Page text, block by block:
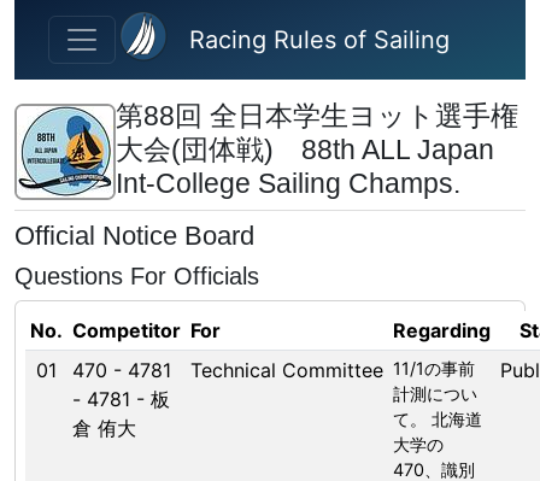
Skip to main content
Racing Rules of Sailing
第88回 全日本学生ヨット選手権
大会(団体戦) 88th ALL Japan
Int-College Sailing Champs.
Official Notice Board
Questions For Officials
No. Competitor For Regarding
01
470 - 4781
- 4781 - 板
倉 侑大
Technical Committee 11/1の事前
計測につい
て。 北海道
大学の
470、識別